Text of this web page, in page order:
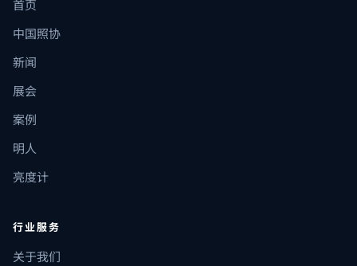
首页
中国照协
新闻
展会
案例
明人
亮度计
行业服务
关于我们